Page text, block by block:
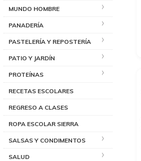
MUNDO HOMBRE
PANADERÍA
PASTELERÍA Y REPOSTERÍA
PATIO Y JARDÍN
PROTEÍNAS
RECETAS ESCOLARES
REGRESO A CLASES
ROPA ESCOLAR SIERRA
SALSAS Y CONDIMENTOS
SALUD